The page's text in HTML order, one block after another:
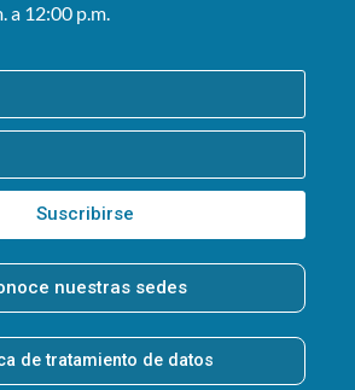
a 12:00 p.m.
Suscribirse
nuestras sedes
de tratamiento de datos